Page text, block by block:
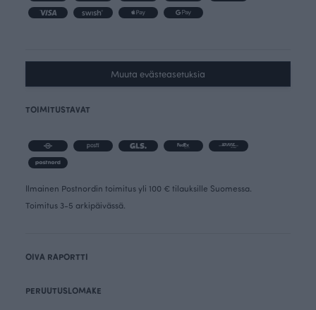
Muuta evästeasetuksia
TOIMITUSTAVAT
Ilmainen Postnordin toimitus yli 100 € tilauksille Suomessa.
Toimitus 3-5 arkipäivässä.
OIVA RAPORTTI
PERUUTUSLOMAKE